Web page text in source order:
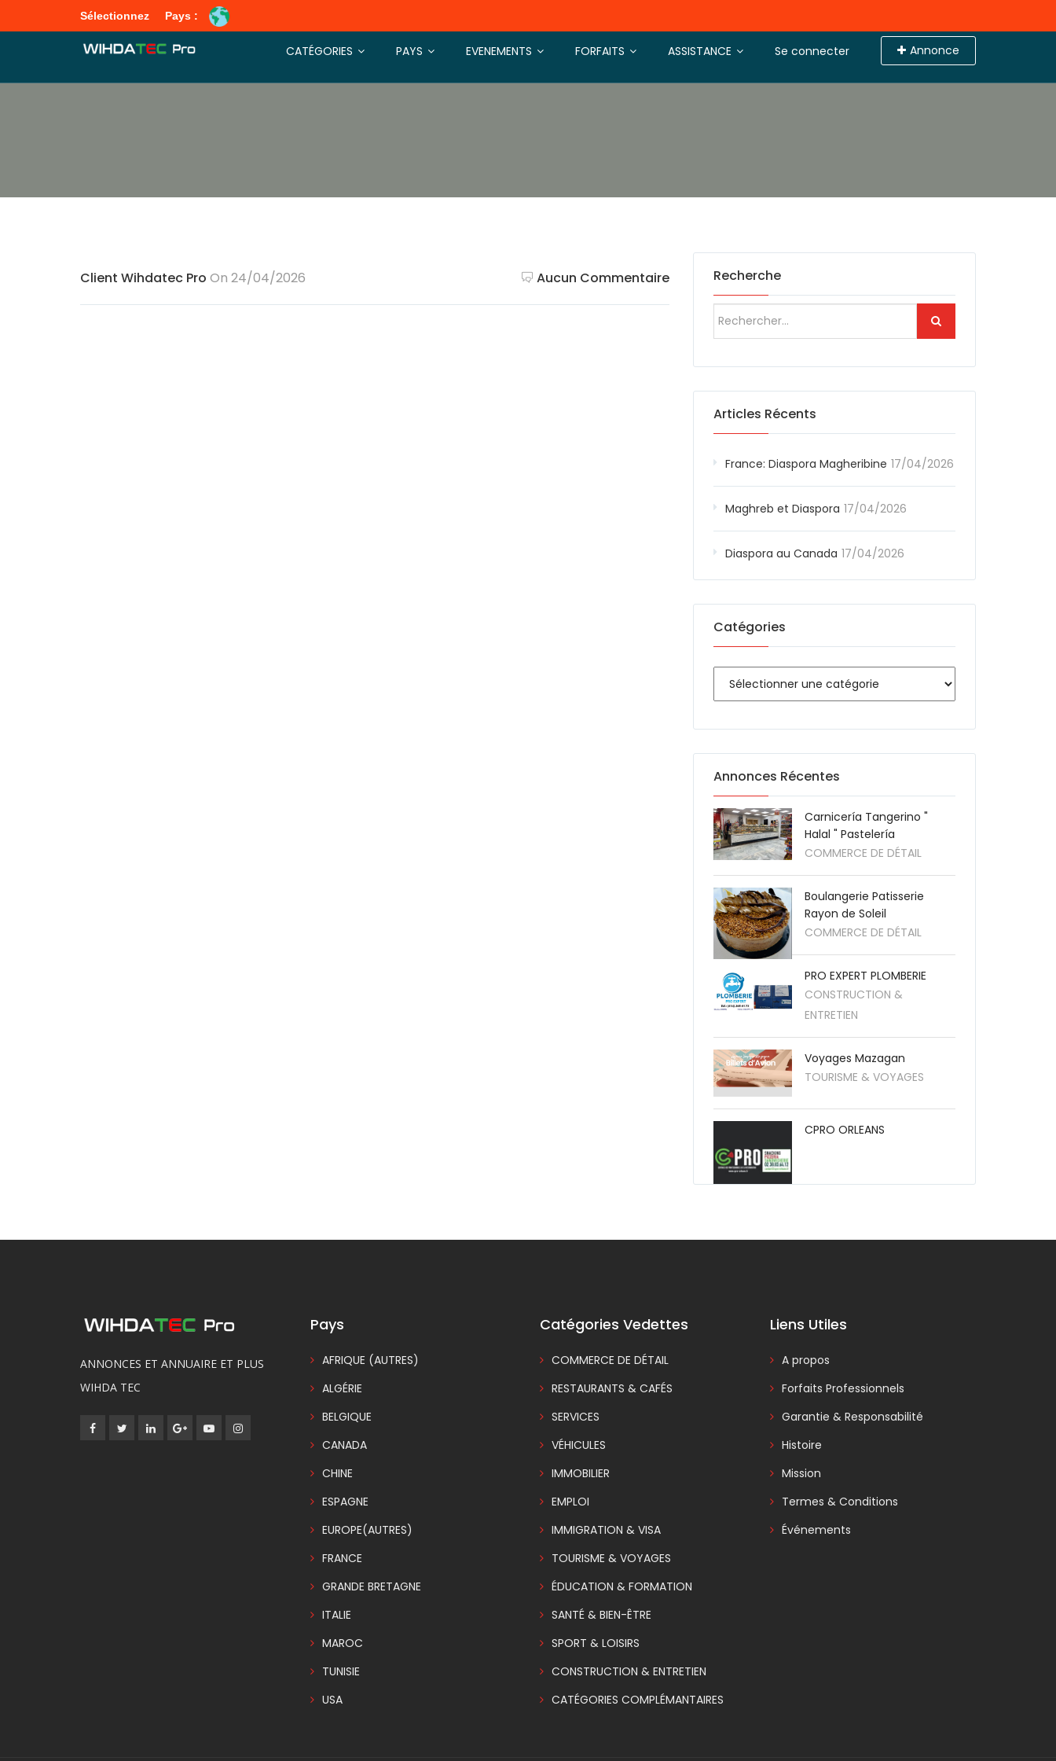
Sélectionnez Pays :
Se connecter Annonce
CATÉGORIES PAYS EVENEMENTS FORFAITS ASSISTANCE
Client Wihdatec Pro On 24/04/2026 Aucun Commentaire Recherche
Articles Récents
France: Diaspora Magheribine 17/04/2026
Maghreb et Diaspora 17/04/2026
Diaspora au Canada 17/04/2026
Catégories
Annonces Récentes
Carnicería Tangerino "
Halal " Pastelería
COMMERCE DE DÉTAIL
Boulangerie Patisserie
Rayon de Soleil
COMMERCE DE DÉTAIL
PRO EXPERT PLOMBERIE
CONSTRUCTION &
ENTRETIEN
Voyages Mazagan
TOURISME & VOYAGES
CPRO ORLEANS
ANNONCES ET ANNUAIRE ET PLUS
WIHDA TEC
Pays
AFRIQUE (AUTRES)
ALGÉRIE
BELGIQUE
CANADA
CHINE
ESPAGNE
EUROPE(AUTRES)
FRANCE
GRANDE BRETAGNE
ITALIE
MAROC
TUNISIE
USA
Catégories Vedettes
COMMERCE DE DÉTAIL
RESTAURANTS & CAFÉS
SERVICES
VÉHICULES
IMMOBILIER
EMPLOI
IMMIGRATION & VISA
TOURISME & VOYAGES
ÉDUCATION & FORMATION
SANTÉ & BIEN-ÊTRE
SPORT & LOISIRS
CONSTRUCTION & ENTRETIEN
CATÉGORIES COMPLÉMANTAIRES
Liens Utiles
A propos
Forfaits Professionnels
Garantie & Responsabilité
Histoire
Mission
Termes & Conditions
Événements